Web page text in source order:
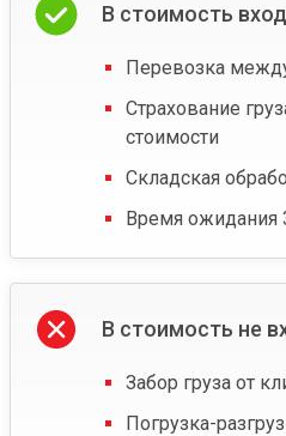
В стоимость
Перевозка
Страхование
стоимости
Складская
Время ожидания
В стоимость не
Забор груза от
Погрузка-